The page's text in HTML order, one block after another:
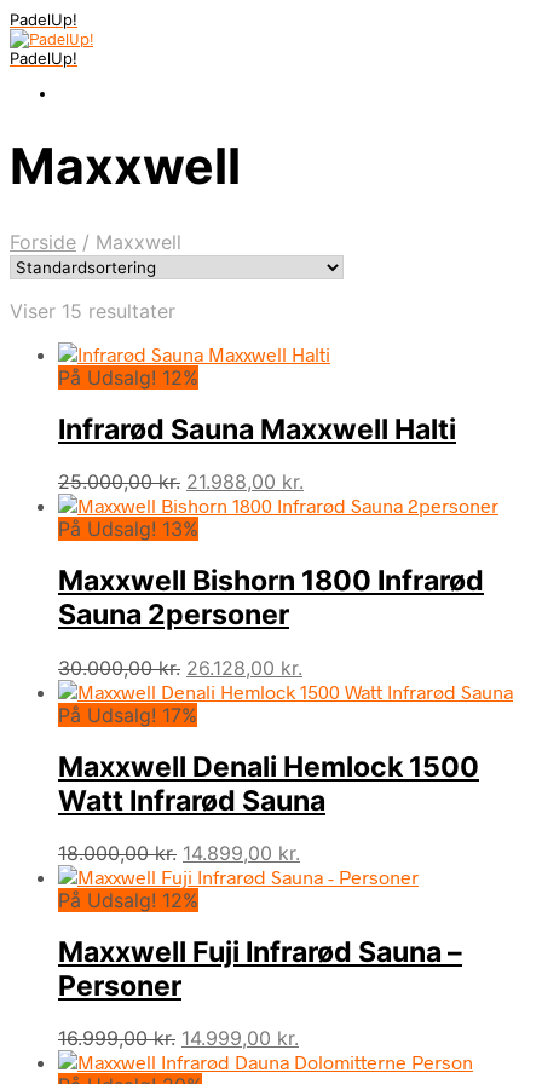
PadelUp!
PadelUp!
Maxxwell
Forside / Maxxwell
Viser 15 resultater
På Udsalg! 12%
Infrarød Sauna Maxxwell Halti
25.000,00kr. Den
oprindelige
pris
25.000,00 kr..
21.988,00 kr.
aktuelle
21.988,00 kr..
På Udsalg! 13%
Maxxwell Bishorn 1800 Infrarød
Sauna 2personer
30.000,00kr. Den
oprindelige
pris
30.000,00 kr..
26.128,00 kr.
aktuelle
26.128,00 kr..
På Udsalg! 17%
Maxxwell Denali Hemlock 1500
Watt Infrarød Sauna
18.000,00kr. Den
oprindelige
pris
18.000,00 kr..
14.899,00 kr.
aktuelle
14.899,00 kr..
På Udsalg! 12%
Maxxwell Fuji Infrarød Sauna –
Personer
16.999,00kr. Den
oprindelige
14.999,00 kr.
aktuelle